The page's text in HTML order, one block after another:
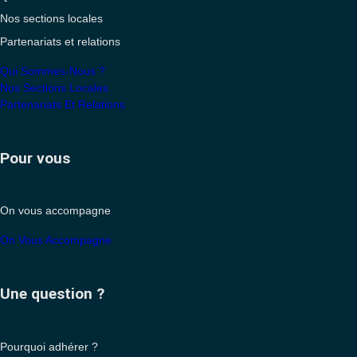
Nos sections locales
Partenariats et relations
Qui Sommes-Nous ?
Nos Sections Locales
Partenariats Et Relations
Pour vous
On vous accompagne
On Vous Accompagne
Une question ?
Pourquoi adhérer ?